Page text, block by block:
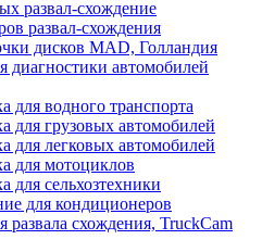
развал-схождение
развал-схождения
дисков MAD, Голландия
диагностики автомобилей
для водного транспорта
для грузовых автомобилей
для легковых автомобилей
для мотоциклов
для сельхозтехники
для кондиционеров
развала схождения, TruckCam